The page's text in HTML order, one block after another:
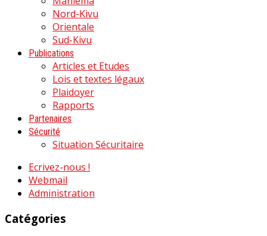
Nord-Kivu
Orientale
Sud-Kivu
Publications
Articles et Etudes
Lois et textes légaux
Plaidoyer
Rapports
Partenaires
Sécurité
Situation Sécuritaire
Ecrivez-nous !
Webmail
Administration
Catégories